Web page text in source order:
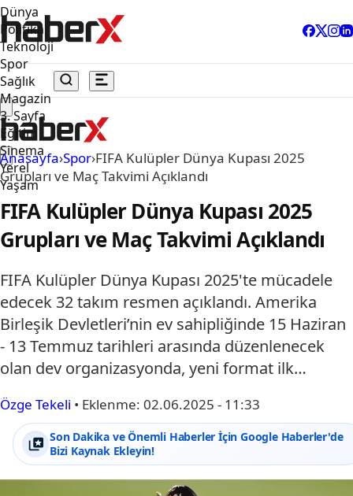
Dünya
Politika
Teknoloji
Spor
Sağlık
Magazin
3. Sayfa
Eğitim
Sinema
Yerel
Yaşam
Anasayfa›Spor›FIFA Kulüpler Dünya Kupası 2025
Grupları ve Maç Takvimi Açıklandı
FIFA Kulüpler Dünya Kupası 2025
Grupları ve Maç Takvimi Açıklandı
FIFA Kulüpler Dünya Kupası 2025'te mücadele
edecek 32 takım resmen açıklandı. Amerika
Birleşik Devletleri’nin ev sahipliğinde 15 Haziran
- 13 Temmuz tarihleri arasında düzenlenecek
olan dev organizasyonda, yeni format ilk…
Özge Tekeli • Eklenme: 02.06.2025 - 11:33
Son Dakika ve Önemli Haberler İçin Google Haberler'de
Bizi Kaynak Ekleyin!